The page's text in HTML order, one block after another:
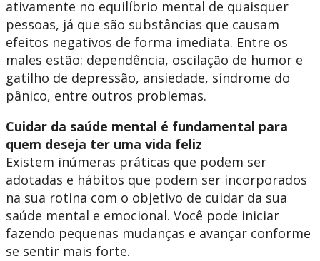
ativamente no equilíbrio mental de quaisquer
pessoas, já que são substâncias que causam
efeitos negativos de forma imediata. Entre os
males estão: dependência, oscilação de humor e
gatilho de depressão, ansiedade, síndrome do
pânico, entre outros problemas.
Cuidar da saúde mental é fundamental para
quem deseja ter uma vida feliz
Existem inúmeras práticas que podem ser
adotadas e hábitos que podem ser incorporados
na sua rotina com o objetivo de cuidar da sua
saúde mental e emocional. Você pode iniciar
fazendo pequenas mudanças e avançar conforme
se sentir mais forte.